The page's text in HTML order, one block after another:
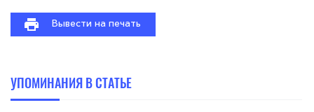
Вывести на печать
УПОМИНАНИЯ В СТАТЬЕ